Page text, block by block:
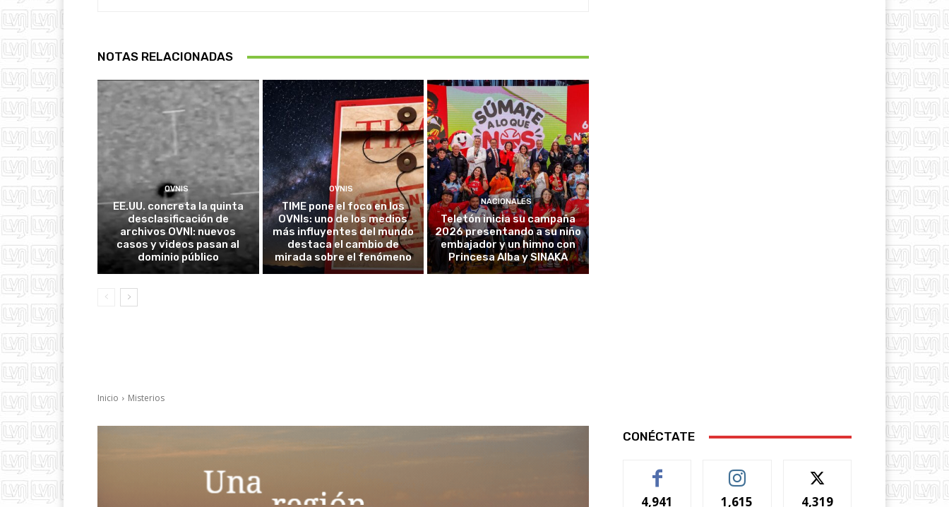
NOTAS RELACIONADAS
OVNIS
EE.UU. concreta la quinta
desclasificación de
archivos OVNI: nuevos
casos y videos pasan al
dominio público
OVNIS
TIME pone el foco en los
OVNIs: uno de los medios
más influyentes del mundo
destaca el cambio de
mirada sobre el fenómeno
NACIONALES
Teletón inicia su campaña
2026 presentando a su niño
embajador y un himno con
Princesa Alba y SINAKA